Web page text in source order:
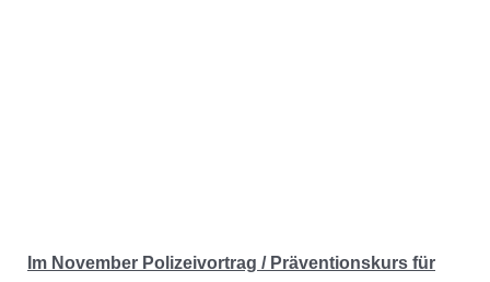
Im November Polizeivortrag / Präventionskurs für